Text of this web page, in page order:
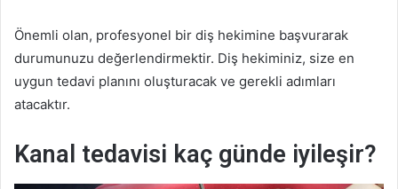
Önemli olan, profesyonel bir diş hekimine başvurarak
durumunuzu değerlendirmektir. Diş hekiminiz, size en
uygun tedavi planını oluşturacak ve gerekli adımları
atacaktır.
Kanal tedavisi kaç günde iyileşir?